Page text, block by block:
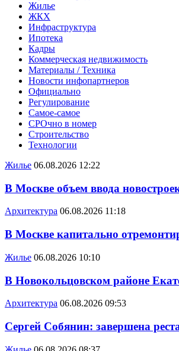
Жилье
ЖКХ
Инфраструктура
Ипотека
Кадры
Коммерческая недвижимость
Материалы / Техника
Новости инфопартнеров
Официально
Регулирование
Самое-самое
СРОчно в номер
Строительство
Технологии
Жилье 06.08.2026 12:22
В Москве объем ввода
Архитектура 06.08.2026 11:18
В Москве капитально
Жилье 06.08.2026 10:10
В Новокольцовском районе
Архитектура 06.08.2026 09:53
Сергей Собянин: завершена